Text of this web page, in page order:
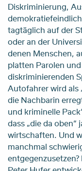
Diskriminierung,
tagtäglich auf der
oder an der
denen Menschen,
platten Parolen
diskriminierenden
Autofahrer wird als
die Nachbarin
und kriminelle
dass „die da oben“
wirtschaften. Und
manchmal